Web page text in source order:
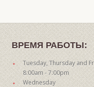
ВРЕМЯ РАБОТЫ:
Tuesday, Thursday and
8:00am - 7:00pm
Wednesday